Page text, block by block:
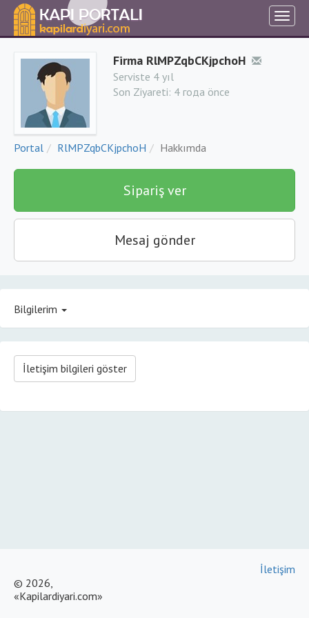
Firma RlMPZqbCKjpchoH
Serviste 4 yıl
Son Ziyareti: 4 года önce
Portal RlMPZqbCKjpchoH Hakkımda
Sipariş ver
Mesaj gönder
Bilgilerim
İletişim bilgileri göster
© 2026,
«Kapilardiyari.com»
İletişim